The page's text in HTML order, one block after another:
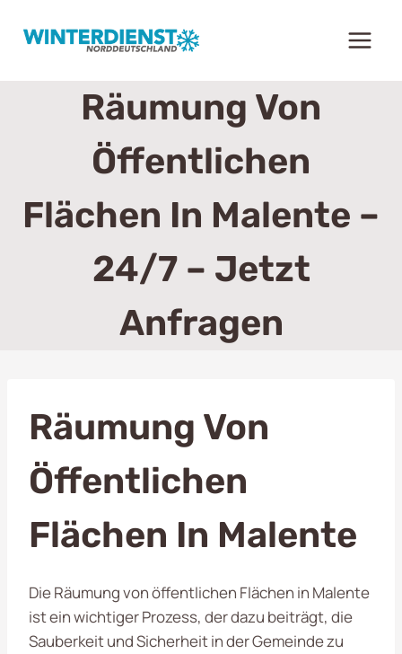
Inhalt
Räumung Von
Öffentlichen
Flächen In Malente –
24/7 – Jetzt
Anfragen
Räumung Von
Öffentlichen
Flächen In Malente
Die Räumung von öffentlichen Flächen in Malente
ist ein wichtiger Prozess, der dazu beiträgt, die
Sauberkeit und Sicherheit in der Gemeinde zu